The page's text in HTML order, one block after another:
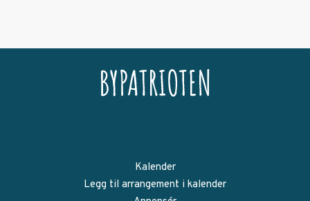
Kalender
Legg til arrangement i kalender